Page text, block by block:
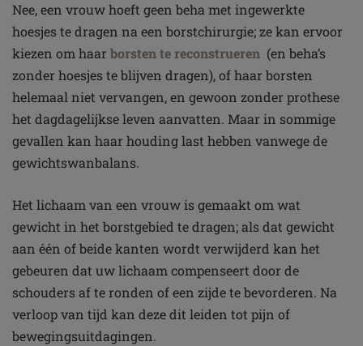
Nee, een vrouw hoeft geen beha met ingewerkte
hoesjes te dragen na een borstchirurgie; ze kan ervoor
kiezen om haar borsten te reconstrueren (en beha’s
zonder hoesjes te blijven dragen), of haar borsten
helemaal niet vervangen, en gewoon zonder prothese
het dagdagelijkse leven aanvatten. Maar in sommige
gevallen kan haar houding last hebben vanwege de
gewichtswanbalans.
Het lichaam van een vrouw is gemaakt om wat
gewicht in het borstgebied te dragen; als dat gewicht
aan één of beide kanten wordt verwijderd kan het
gebeuren dat uw lichaam compenseert door de
schouders af te ronden of een zijde te bevorderen. Na
verloop van tijd kan deze dit leiden tot pijn of
bewegingsuitdagingen.